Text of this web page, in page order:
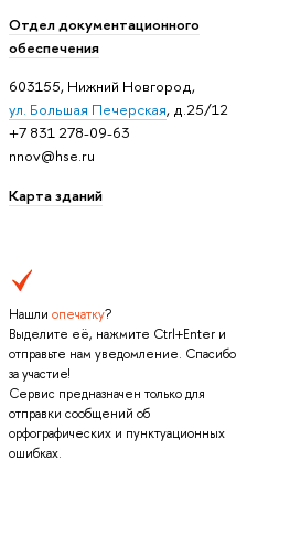
Отдел документационного
обеспечения
603155, Нижний Новгород,
ул. Большая Печерская, д.25/12
+7 831 278-09-63
nnov@hse.ru
Карта зданий
Нашли опечатку?
Выделите её, нажмите Ctrl+Enter и
отправьте нам уведомление. Спасибо
за участие!
Сервис предназначен только для
отправки сообщений об
орфографических и пунктуационных
ошибках.